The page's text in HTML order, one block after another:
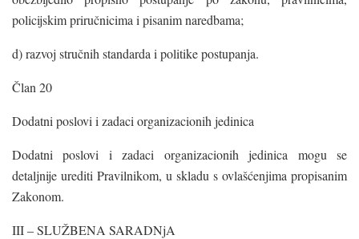
policijskim priručnicima i pisanim naredbama;
d) razvoj stručnih standarda i politike postupanja.
Član 20
Dodatni poslovi i zadaci organizacionih jedinica
Dodatni poslovi i zadaci organizacionih jedinica mogu se
detaljnije urediti Pravilnikom, u skladu s ovlašćenjima propisanim
Zakonom.
III – SLUŽBENA SARADNjA